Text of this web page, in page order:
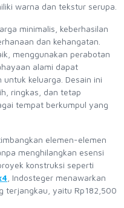
warna dan tekstur serupa.
minimalis, keberhasilan
dan kehangatan.
menggunakan perabotan
alami dapat
keluarga. Desain ini
ringkas, dan tetap
tempat berkumpul yang
elemen-elemen
menghilangkan esensi
konstruksi seperti
, Indosteger menawarkan
terjangkau, yaitu Rp182,500